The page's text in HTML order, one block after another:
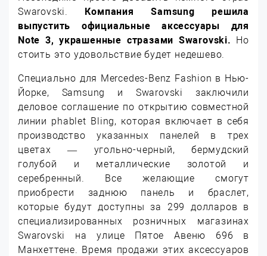
Swarovski. Компания Samsung решила
выпустить официальные аксессуары для
Note 3, украшенные стразами Swarovski. Но
стоить это удовольствие будет недешево.
Специально для Mercedes-Benz Fashion в Нью-
Йорке, Samsung и Swarovski заключили
деловое соглашение по открытию совместной
линии phablet Bling, которая включает в себя
производство указанных панелей в трех
цветах — угольно-черный, бермудский
голубой и металлические золотой и
серебренный. Все желающие смогут
приобрести заднюю панель и браслет,
которые будут доступны за 299 долларов в
специализированных розничных магазинах
Swarovski на улице Пятое Авеню 696 в
Манхеттене. Время продажи этих аксессуаров